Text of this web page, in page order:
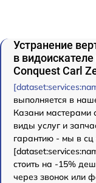
Устранение
в
Conquest Carl
выполняется в
Казани мастерами
виды услуг и
гарантию - мы в сц
стоить на -15%
через звонок или